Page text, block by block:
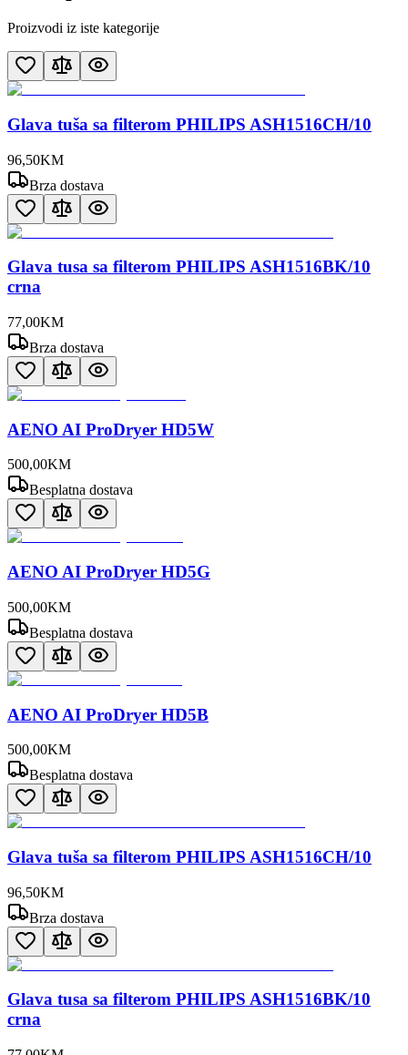
Proizvodi iz iste kategorije
Glava tuša sa filterom PHILIPS ASH1516CH/10
96,50KM
Brza dostava
Glava tusa sa filterom PHILIPS ASH1516BK/10
crna
77,00KM
Brza dostava
AENO AI ProDryer HD5W
500,00KM
Besplatna dostava
AENO AI ProDryer HD5G
500,00KM
Besplatna dostava
AENO AI ProDryer HD5B
500,00KM
Besplatna dostava
Glava tuša sa filterom PHILIPS ASH1516CH/10
96,50KM
Brza dostava
Glava tusa sa filterom PHILIPS ASH1516BK/10
crna